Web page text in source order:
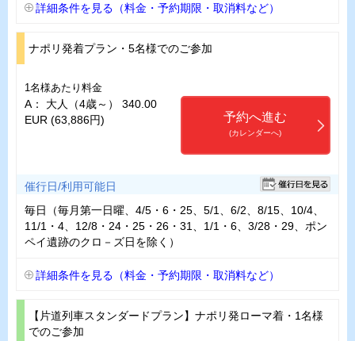
詳細条件を見る（料金・予約期限・取消料など）
ナポリ発着プラン・5名様でのご参加
1名様あたり料金
A： 大人（4歳～） 340.00
EUR (63,886円)
予約へ進む
(カレンダーへ)
催行日/利用可能日
毎日（毎月第一日曜、4/5・6・25、5/1、6/2、8/15、10/4、
11/1・4、12/8・24・25・26・31、1/1・6、3/28・29、ポン
ペイ遺跡のクロ－ズ日を除く）
詳細条件を見る（料金・予約期限・取消料など）
【片道列車スタンダードプラン】ナポリ発ローマ着・1名様
でのご参加